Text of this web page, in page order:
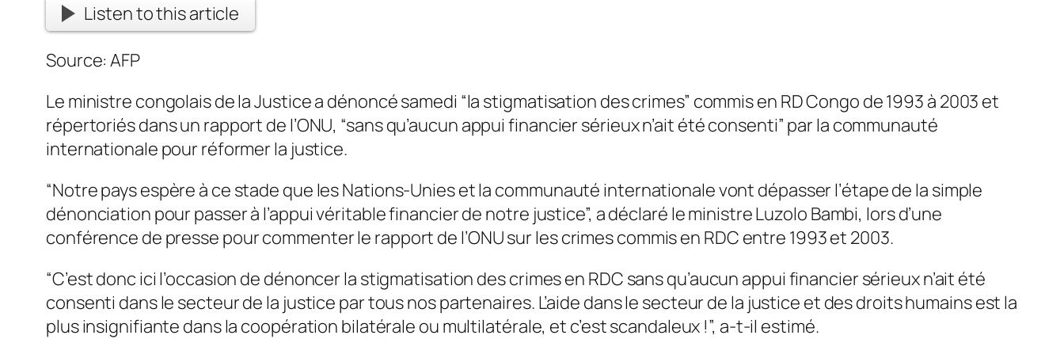
Listen to this article
Source: AFP
Le ministre congolais de la Justice a dénoncé samedi “la stigmatisation des crimes” commis en RD Congo de 1993 à 2003 et
répertoriés dans un rapport de l’ONU, “sans qu’aucun appui financier sérieux n’ait été consenti” par la communauté
internationale pour réformer la justice.
“Notre pays espère à ce stade que les Nations-Unies et la communauté internationale vont dépasser l’étape de la simple
dénonciation pour passer à l’appui véritable financier de notre justice”, a déclaré le ministre Luzolo Bambi, lors d’une
conférence de presse pour commenter le rapport de l’ONU sur les crimes commis en RDC entre 1993 et 2003.
“C’est donc ici l’occasion de dénoncer la stigmatisation des crimes en RDC sans qu’aucun appui financier sérieux n’ait été
consenti dans le secteur de la justice par tous nos partenaires. L’aide dans le secteur de la justice et des droits humains est la
plus insignifiante dans la coopération bilatérale ou multilatérale, et c’est scandaleux !”, a-t-il estimé.